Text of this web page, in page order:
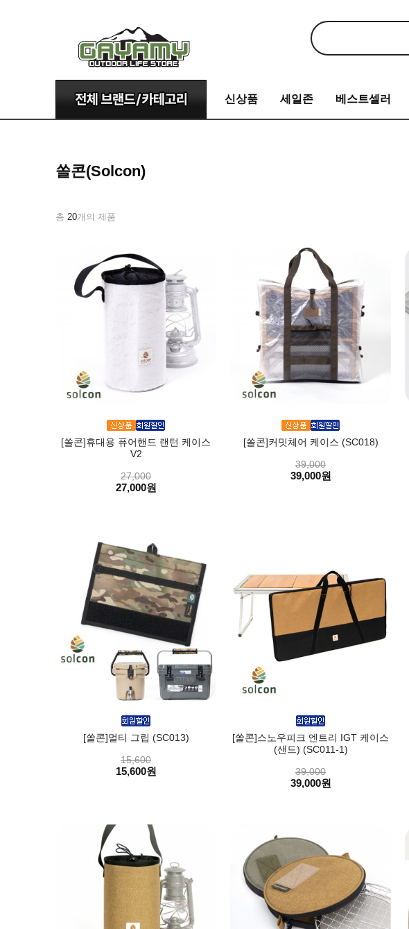
신상품 세일존 베스트셀러
쏠콘(Solcon)
총 20개의 제품
[쏠콘]휴대용 퓨어핸드 랜턴 케이스
V2
27,000
27,000원
[쏠콘]커밋체어 케이스 (SC018)
39,000
39,000원
[쏠콘]멀티 그립 (SC013)
15,600
15,600원
[쏠콘]스노우피크 엔트리 IGT 케이스
(샌드) (SC011-1)
39,000
39,000원